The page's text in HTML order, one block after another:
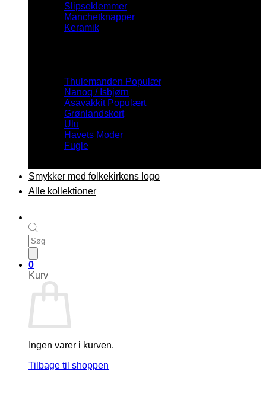
Products
search
0
Kurv
Ingen varer i kurven.
Tilbage til shoppen
Slipseklemmer
Manchetknapper
Keramik
Thulemanden
Nanoq / Isbjørn
Asavakkit
Grønlandskort
Ulu
Havets Moder
Fugle
Smykker med folkekirkens logo
Alle kollektioner